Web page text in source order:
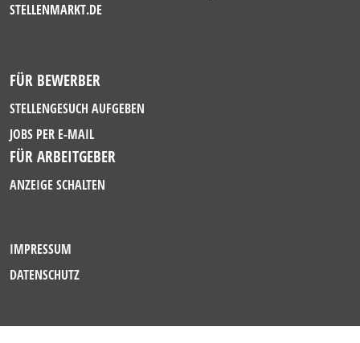
STELLENMARKT.DE
FÜR BEWERBER
STELLENGESUCH AUFGEBEN
JOBS PER E-MAIL
FÜR ARBEITGEBER
ANZEIGE SCHALTEN
IMPRESSUM
DATENSCHUTZ